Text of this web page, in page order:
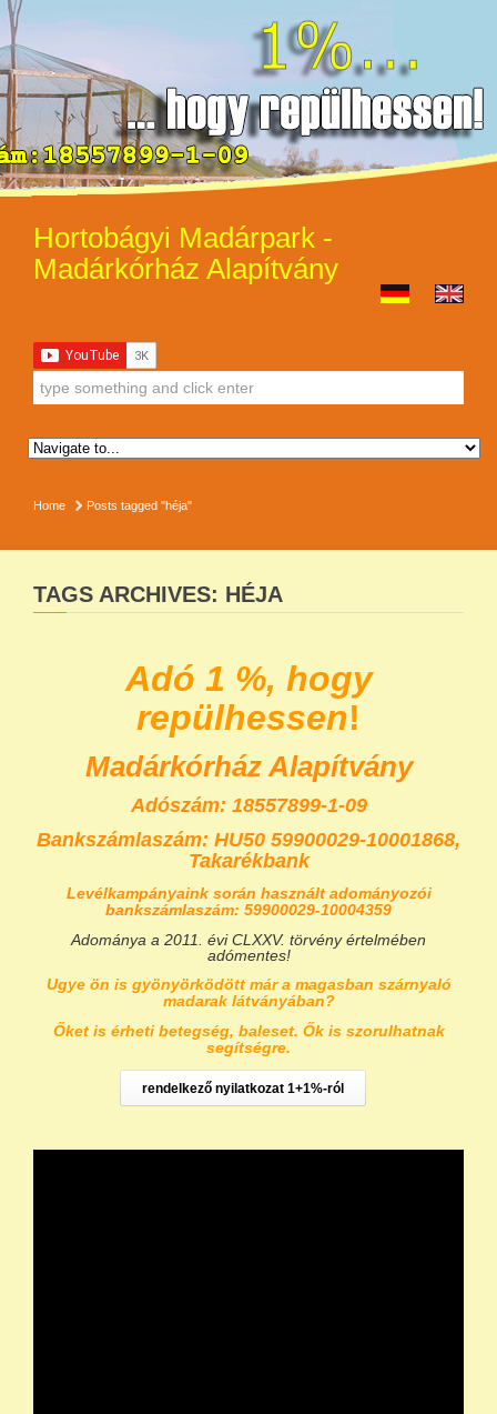
Hortobágyi Madárpark -
Madárkórház Alapítvány
Home Posts tagged "héja"
TAGS ARCHIVES: HÉJA
Adó 1 %, hogy
repülhessen!
Madárkórház Alapítvány
Adószám: 18557899-1-09
Bankszámlaszám: HU50 59900029-10001868,
Takarékbank
Levélkampányaink során használt adományozói
bankszámlaszám: 59900029-10004359
Adománya a 2011. évi CLXXV. törvény értelmében
adómentes!
Ugye ön is gyönyörködött már a magasban szárnyaló
madarak látványában?
Őket is érheti betegség, baleset. Ők is szorulhatnak
segítségre.
rendelkező nyilatkozat 1+1%-ról